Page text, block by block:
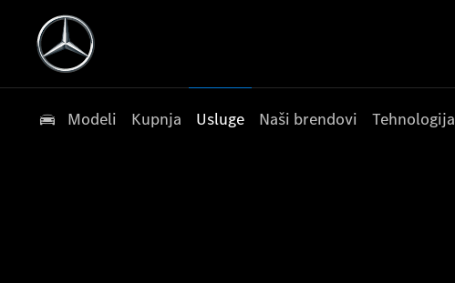
Modeli Kupnja Usluge Naši brendovi Tehnologija